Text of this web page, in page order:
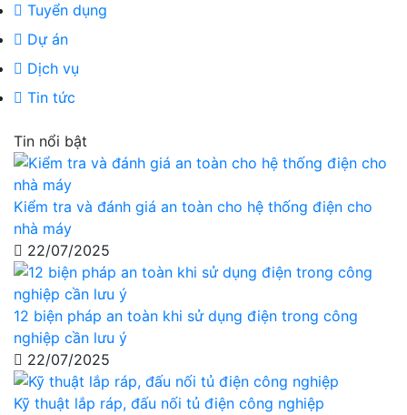
Tuyển dụng
Dự án
Dịch vụ
Tin tức
Tin nổi bật
Kiểm tra và đánh giá an toàn cho hệ thống điện cho
nhà máy
22/07/2025
12 biện pháp an toàn khi sử dụng điện trong công
nghiệp cần lưu ý
22/07/2025
Kỹ thuật lắp ráp, đấu nối tủ điện công nghiệp